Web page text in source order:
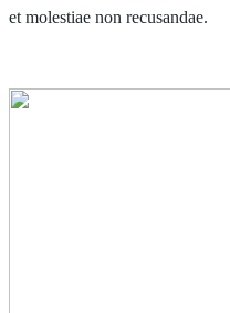
et molestiae non recusandae.